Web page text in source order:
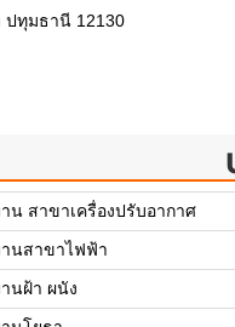
ปทุมธานี 12130
น สาขาเครื่องปรับอากาศ
นสาขาไฟฟ้า
นฝ้า ผนัง